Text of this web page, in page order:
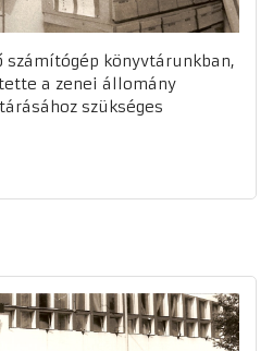
számítógép könyvtárunkban,
a zenei állomány
szükséges